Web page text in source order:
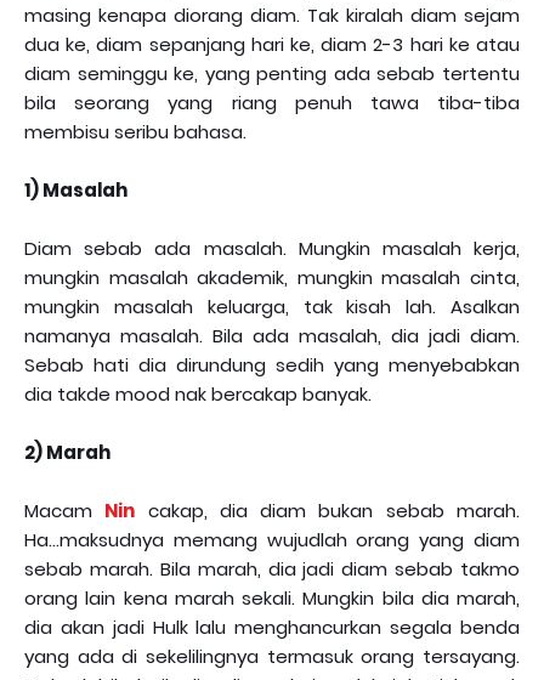
masing kenapa diorang diam. Tak kiralah diam sejam
dua ke, diam sepanjang hari ke, diam 2-3 hari ke atau
diam seminggu ke, yang penting ada sebab tertentu
bila seorang yang riang penuh tawa tiba-tiba
membisu seribu bahasa.
1) Masalah
Diam sebab ada masalah. Mungkin masalah kerja,
mungkin masalah akademik, mungkin masalah cinta,
mungkin masalah keluarga, tak kisah lah. Asalkan
namanya masalah. Bila ada masalah, dia jadi diam.
Sebab hati dia dirundung sedih yang menyebabkan
dia takde mood nak bercakap banyak.
2) Marah
Macam Nin cakap, dia diam bukan sebab marah.
Ha...maksudnya memang wujudlah orang yang diam
sebab marah. Bila marah, dia jadi diam sebab takmo
orang lain kena marah sekali. Mungkin bila dia marah,
dia akan jadi Hulk lalu menghancurkan segala benda
yang ada di sekelilingnya termasuk orang tersayang.